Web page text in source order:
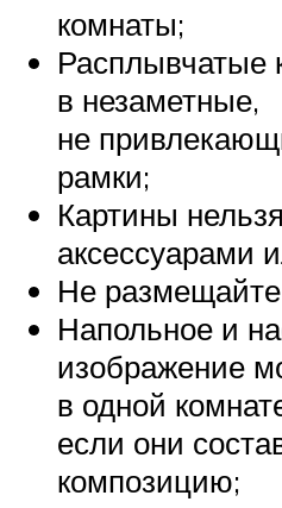
комнаты;
Расплывчатые
в незаметные,
не
рамки;
Картины
аксессуарами
Не
Напольное и
изображение
в одной
если они
композицию;